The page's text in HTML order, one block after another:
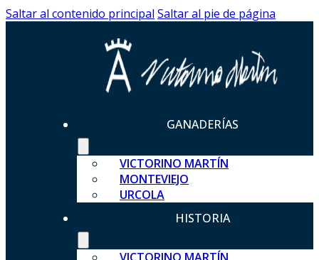
Saltar al contenido principal Saltar al pie de página
GANADERÍAS
VICTORINO MARTÍN
MONTEVIEJO
URCOLA
HISTORIA